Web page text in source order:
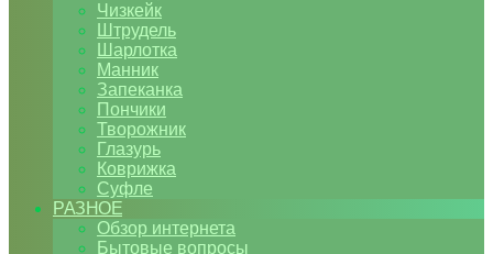
Чизкейк
Штрудель
Шарлотка
Манник
Запеканка
Пончики
Творожник
Глазурь
Коврижка
Суфле
РАЗНОЕ
Обзор интернета
Бытовые вопросы